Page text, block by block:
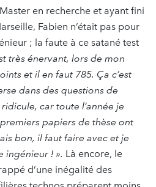
en recherche et ayant fini
Fabien n’était pas pour
; la faute à ce satané test
très énervant, lors de mon
et il en faut 785. Ça c’est
dans des questions de
car toute l’année je
papiers de thèse ont
bon, il faut faire avec et je
ingénieur ! ». Là encore, le
d’une inégalité des